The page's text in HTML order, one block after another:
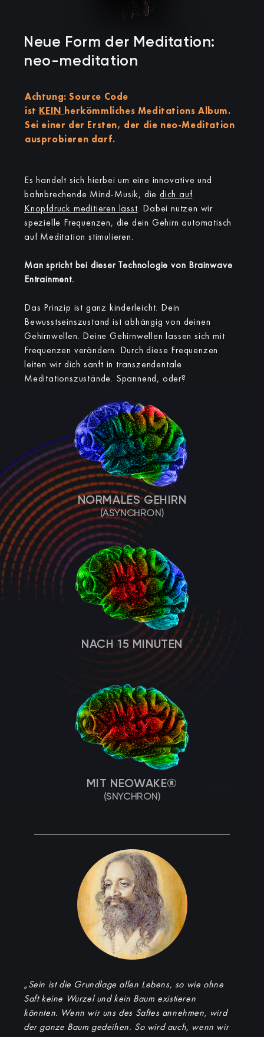
Neue Form der Meditation:
neo-meditation
Achtung: Source Code
ist KEIN herkömmliches Meditations Album.
Sei einer der Ersten, der die neo-Meditation
ausprobieren darf.
Es handelt sich hierbei um eine innovative und
bahnbrechende Mind-Musik, diedich auf
Knopfdruck meditieren lässt. Dabei nutzen wir
spezielle Frequenzen, die dein Gehirn automatisch
auf Meditation stimulieren.
Man spricht bei dieser Technologie von Brainwave
Entrainment.
Das Prinzip ist ganz kinderleicht. Dein
Bewusstseinszustand ist abhängig von deinen
Gehirnwellen. Deine Gehirnwellen lassen sich mit
Frequenzen verändern. Durch diese Frequenzen
leiten wir dich sanft in transzendentale
Meditationszustände. Spannend, oder?
NORMALES GEHIRN
(ASYNCHRON)
NACH 15 MINUTEN
MIT NEOWAKE®
(SNYCHRON)
„Sein ist die Grundlage allen Lebens, so wie ohne
Saft keine Wurzel und kein Baum existieren
könnten. Wenn wir uns des Saftes annehmen, wird
der ganze Baum gedeihen. So wird auch, wenn wir